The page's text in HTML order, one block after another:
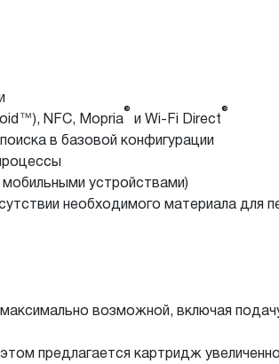
NFC, Mopria
®
и Wi-Fi Direct
®
в базовой конфигурации
устройствами)
необходимого материала для
возможной, включая
предлагается картридж